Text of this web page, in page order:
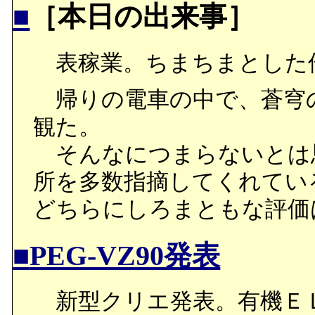
■ ［本日の出来事］
表稼業。ちまちまとした
帰りの電車の中で、蒼穹
観た。
そんなにつまらないとは
所を多数指摘してくれて
どちらにしろまともな評
■PEG-VZ90発表
新型クリエ発表。有機Ｅ